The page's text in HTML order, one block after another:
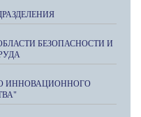
БЕЗОПАСНОСТИ И
ИННОВАЦИОННОГО